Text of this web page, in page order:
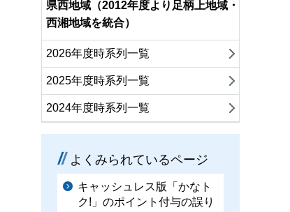
県西地域（2012年度より足柄上地域・
西湘地域を統合）
2026年度時系列一覧
2025年度時系列一覧
2024年度時系列一覧
よくみられているページ
キャッシュレス版「かなト
ク!」のポイント付与の誤り